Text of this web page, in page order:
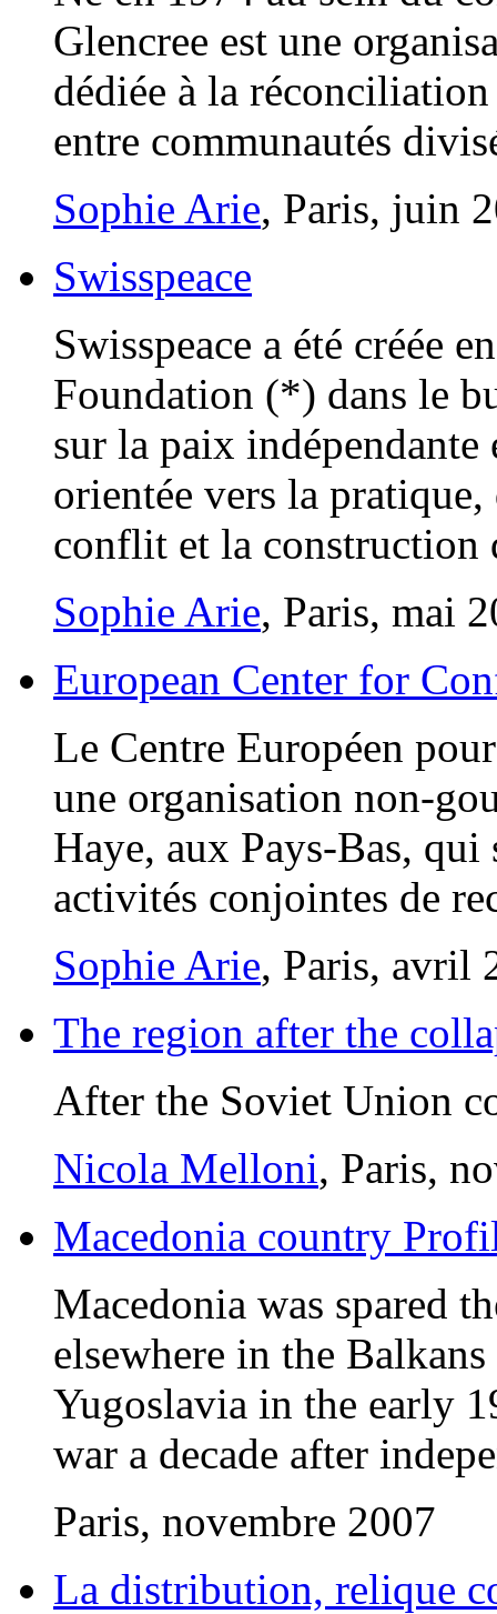
Glencree est une
dédiée à la
entre communautés
Sophie Arie, Paris, juin
Swisspeace
Swisspeace a été créée
Foundation (*) dans le
sur la paix indépendante
orientée vers la pratique,
conflit et la construction
Sophie Arie, Paris, mai
European Center for
Le Centre Européen
une organisation non-
Haye, aux Pays-Bas,
activités conjointes de
Sophie Arie, Paris, avril
The region after the
After the Soviet Union
Nicola Melloni, Paris,
Macedonia country
Macedonia was spared
elsewhere in the
Yugoslavia in the early
war a decade after
Paris, novembre 2007
La distribution, relique